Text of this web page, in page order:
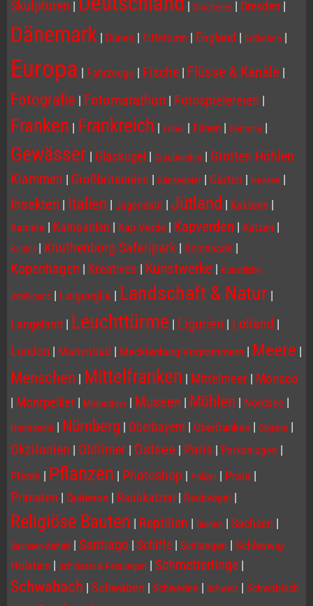
Skulpturen | | Drachenei | Dresden |
Dänemark | Dünen | Eiffelturm | England | Erdbeben |
Europa | Fahrzeuge | Fische | Flüsse & Kanäle |
Fotografie | Fotomarathon | Fotospielereien |
Franken | Frankreich | Friaul | Fünen | Gemona |
Gewässer | Glaskugel | Graubünden | Grotten Höhlen
Klammen | Großbritannien | Gänsegeier | Gärten | Hessen |
Insekten | Italien | Jugendstil | Jütland | Kakteen |
Kamele | Kampanien | Kap Verde | Kapverden | Katzen |
Kinder | Knuthenborg Safaripark | Kolonnade |
Kopenhagen | Kreatives | Kunstwerke | Künstliche
Intelliganz | Laigueglia | Landschaft & Natur |
Langeland | Leuchttürme | Ligurien | Lolland |
London | Marienbad | Mecklenburg-Vorpommern | Meere |
Menschen | Mittelfranken | Mittelmeer | Monaco
| Montpellier | Motorräder | Museen | Mühlen | Nordsee |
Normandie | Nürnberg | Oberbayern | Oberfranken | Objekte |
Okzitanien | Oldtimer | Ostsee | Paris | Parkanlagen |
Pferde | Pflanzen | Photoshop | Polizei | Praia |
Primaten | Quiberon | Raubkatzen | Raubvögel |
Religiöse Bauten | Reptilien | Ruinen | Sachsen |
Sachsen-Anhalt | Santiago | Schiffe | Schlangen | Schleswig-
Holstein | Schlösser & Festungen | Schmetterlinge |
Schwabach | Schwaben | Schweden | Schweiz | Schwäbisch